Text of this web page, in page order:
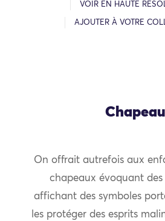
VOIR EN HAUTE
AJOUTER À VOTRE
Chapeau
On offrait autrefois aux
chapeaux évoquant
affichant des symboles
les protéger des esprits